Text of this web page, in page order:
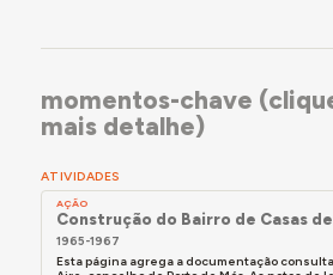
momentos-chave
mais detalhe)
ATIVIDADES
AÇÃO
Construção do Bairro de Casas
1965-1967
Esta página agrega a documentação